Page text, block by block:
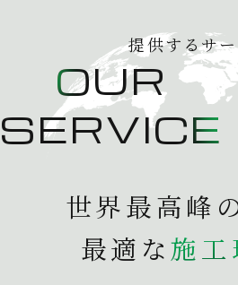
提供するサ
OUR
SERVICE
世界最高峰
最適な施 工